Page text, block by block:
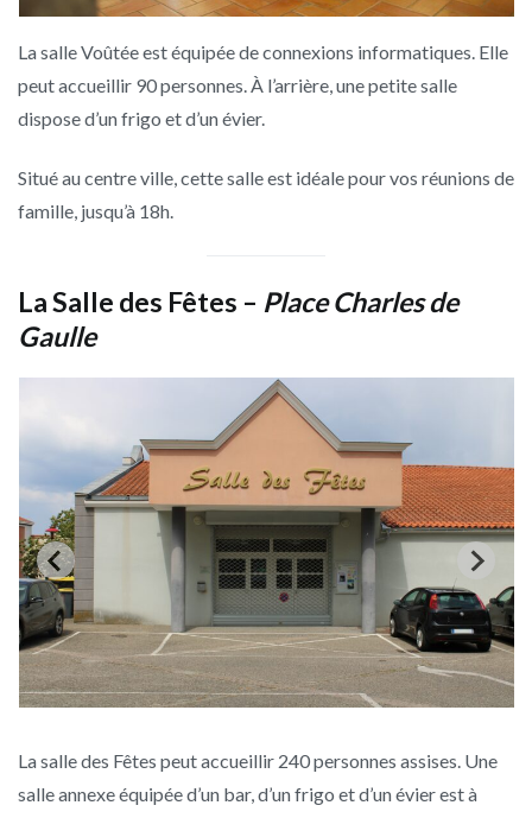
La salle Voûtée est équipée de connexions informatiques. Elle
peut accueillir 90 personnes. À l’arrière, une petite salle
dispose d’un frigo et d’un évier.
Situé au centre ville, cette salle est idéale pour vos réunions de
famille, jusqu’à 18h.
La Salle des Fêtes – Place Charles de
Gaulle
La salle des Fêtes peut accueillir 240 personnes assises. Une
salle annexe équipée d’un bar, d’un frigo et d’un évier est à